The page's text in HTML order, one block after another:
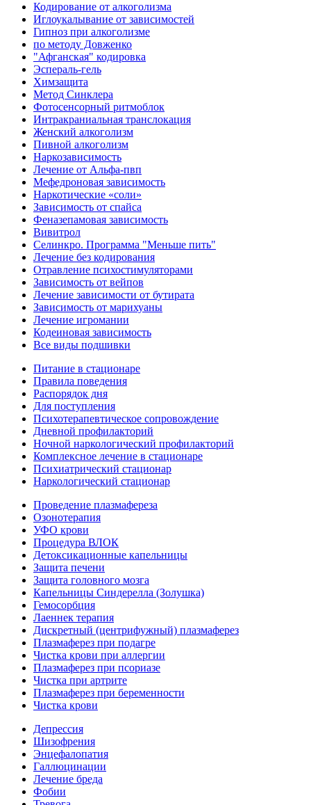
Кодирование от алкоголизма
Иглоукалывание от зависимостей
Гипноз при алкоголизме
по методу Довженко
"Афганская" кодировка
Эспераль-гель
Химзащита
Метод Синклера
Фотосенсорный ритмоблок
Интракраниальная транслокация
Женский алкоголизм
Пивной алкоголизм
Наркозависимость
Лечение от Альфа-пвп
Мефедроновая зависимость
Наркотические «соли»
Зависимость от спайса
Феназепамовая зависимость
Вивитрол
Селинкро. Программа "Меньше пить"
Лечение без кодирования
Отравление психостимуляторами
Зависимость от вейпов
Лечение зависимости от бутирата
Зависимость от марихуаны
Лечение игромании
Кодеиновая зависимость
Все виды подшивки
Питание в стационаре
Правила поведения
Распорядок дня
Для поступления
Психотерапевтическое сопровождение
Дневной профилакторий
Ночной наркологический профилакторий
Комплексное лечение в стационаре
Психиатрический стационар
Наркологический стационар
Проведение плазмафереза
Озонотерапия
УФО крови
Процедура ВЛОК
Детоксикационные капельницы
Защита печени
Защита головного мозга
Капельницы Синдерелла (Золушка)
Гемосорбция
Лаеннек терапия
Дискретный (центрифужный) плазмаферез
Плазмаферез при подагре
Чистка крови при аллергии
Плазмаферез при псориазе
Чистка при артрите
Плазмаферез при беременности
Чистка крови
Депрессия
Шизофрения
Энцефалопатия
Галлюцинации
Лечение бреда
Фобии